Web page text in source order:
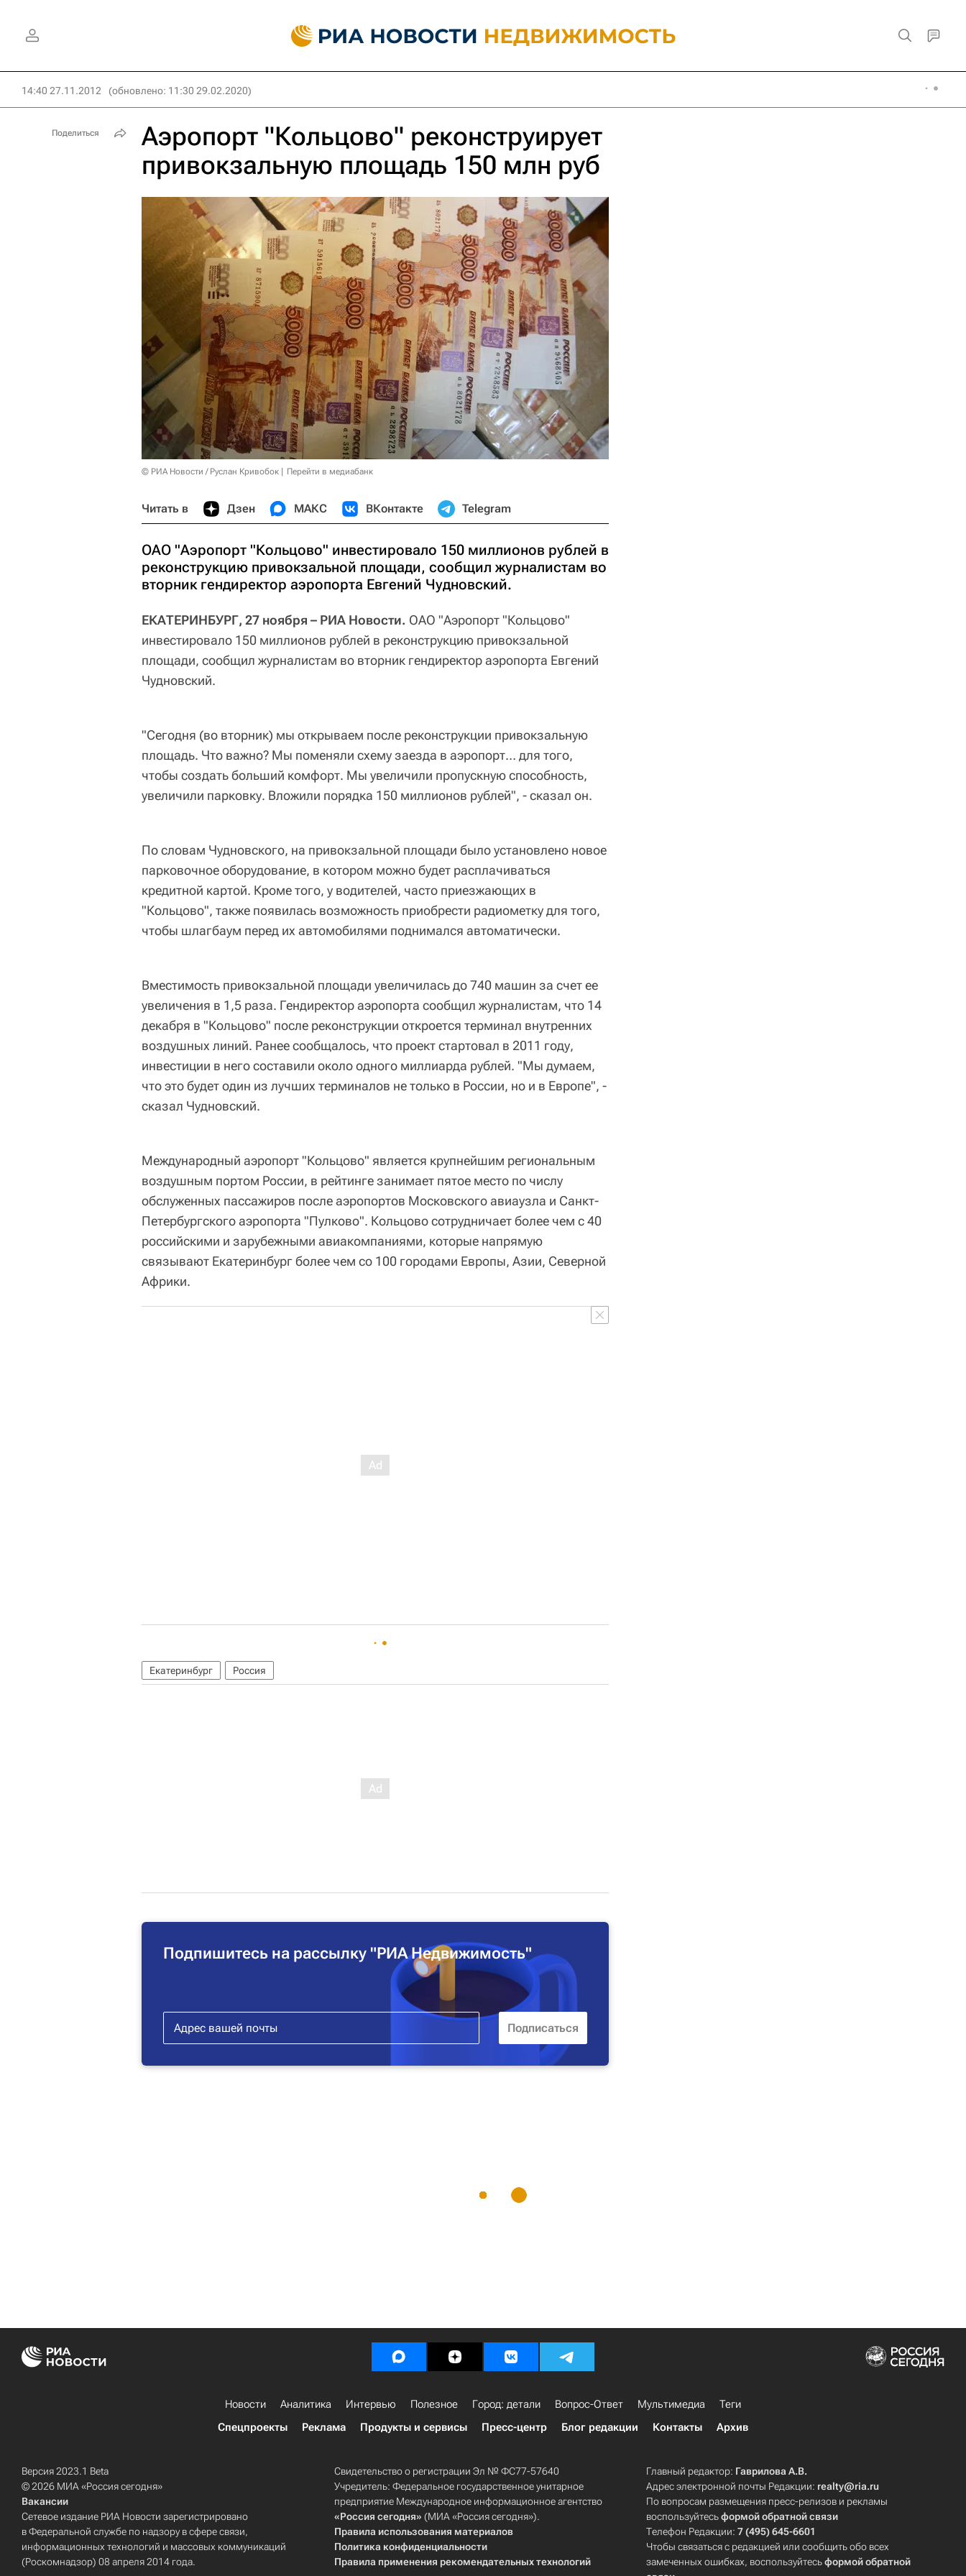
14:40 27.11.2012 (обновлено: 11:30 29.02.2020)
Аэропорт "Кольцово" реконструирует
привокзальную площадь 150 млн руб
© РИА Новости / Руслан Кривобок Перейти в медиабанк
Читать в Дзен МАКС ВКонтакте Telegram
ОАО "Аэропорт "Кольцово" инвестировало 150 миллионов рублей в
реконструкцию привокзальной площади, сообщил журналистам во
вторник гендиректор аэропорта Евгений Чудновский.
ЕКАТЕРИНБУРГ, 27 ноября – РИА Новости. ОАО "Аэропорт "Кольцово"
инвестировало 150 миллионов рублей в реконструкцию привокзальной
площади, сообщил журналистам во вторник гендиректор аэропорта Евгений
Чудновский.
"Сегодня (во вторник) мы открываем после реконструкции привокзальную
площадь. Что важно? Мы поменяли схему заезда в аэропорт… для того,
чтобы создать больший комфорт. Мы увеличили пропускную способность,
увеличили парковку. Вложили порядка 150 миллионов рублей", - сказал он.
По словам Чудновского, на привокзальной площади было установлено новое
парковочное оборудование, в котором можно будет расплачиваться
кредитной картой. Кроме того, у водителей, часто приезжающих в
"Кольцово", также появилась возможность приобрести радиометку для того,
чтобы шлагбаум перед их автомобилями поднимался автоматически.
Вместимость привокзальной площади увеличилась до 740 машин за счет ее
увеличения в 1,5 раза. Гендиректор аэропорта сообщил журналистам, что 14
декабря в "Кольцово" после реконструкции откроется терминал внутренних
воздушных линий. Ранее сообщалось, что проект стартовал в 2011 году,
инвестиции в него составили около одного миллиарда рублей. "Мы думаем,
что это будет один из лучших терминалов не только в России, но и в Европе", -
сказал Чудновский.
Международный аэропорт "Кольцово" является крупнейшим региональным
воздушным портом России, в рейтинге занимает пятое место по числу
обслуженных пассажиров после аэропортов Московского авиаузла и Санкт-
Петербургского аэропорта "Пулково". Кольцово сотрудничает более чем с 40
российскими и зарубежными авиакомпаниями, которые напрямую
связывают Екатеринбург более чем со 100 городами Европы, Азии, Северной
Африки.
Екатеринбург Россия
Подпишитесь на рассылку "РИА Недвижимость"
Поделиться
Новости Аналитика Интервью Полезное Город: детали Вопрос-Ответ Мультимедиа
Теги
Спецпроекты
Реклама Продукты и сервисы Пресс-центр Блог редакции Контакты Архив
Версия 2023.1 Beta
© 2026 МИА «Россия сегодня»
Вакансии
Сетевое издание РИА Новости зарегистрировано
в Федеральной службе по надзору в сфере связи,
информационных технологий и массовых коммуникаций
(Роскомнадзор) 08 апреля 2014 года.
Свидетельство о регистрации Эл № ФС77-57640
Учредитель: Федеральное государственное унитарное
предприятие Международное информационное агентство
«Россия сегодня» (МИА «Россия сегодня»).
Правила использования материалов
Политика конфиденциальности
Правила применения рекомендательных технологий
Главный редактор: Гаврилова А.В.
Адрес электронной почты Редакции: realty@ria.ru
По вопросам размещения пресс-релизов и рекламы
воспользуйтесьформой обратной связи
Телефон Редакции:7 (495) 645-6601
Чтобы связаться с редакцией или сообщить обо всех
замеченных ошибках, воспользуйтесьформой обратной